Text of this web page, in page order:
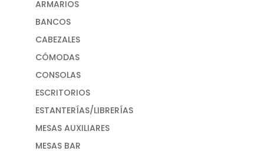
ARMARIOS
BANCOS
CABEZALES
CÓMODAS
CONSOLAS
ESCRITORIOS
ESTANTERÍAS/LIBRERÍAS
MESAS AUXILIARES
MESAS BAR